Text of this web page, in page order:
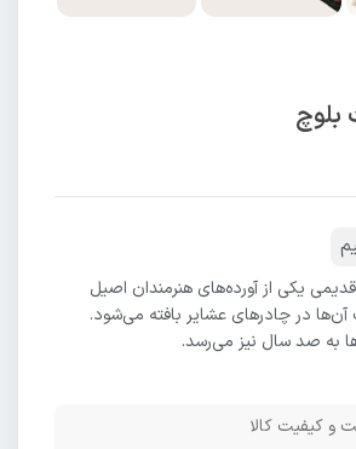
بلوچ
یکی از آورده‌های هنرمندان اصیل
آن‌ها در چادرهای عشایر بافته می‌شود.
به صد سال نیز می‌رسد.
و کیفیت کالا